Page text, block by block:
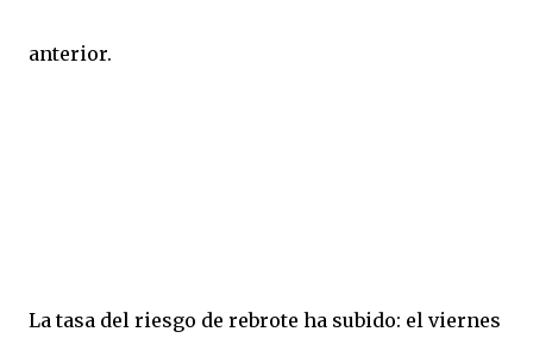
anterior.
La tasa del riesgo de rebrote ha subido: el viernes